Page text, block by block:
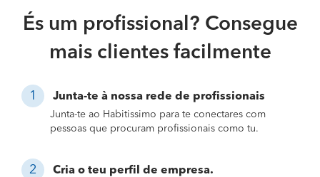
És um profissional? Consegue
mais clientes facilmente
Junta-te à nossa rede de profissionais
Junta-te ao Habitissimo para te conectares com
pessoas que procuram profissionais como tu.
Cria o teu perfil de empresa.